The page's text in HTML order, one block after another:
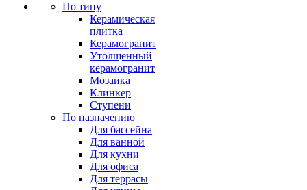
По типу
Керамическая
плитка
Керамогранит
Утолщенный
керамогранит
Мозаика
Клинкер
Ступени
По назначению
Для бассейна
Для ванной
Для кухни
Для офиса
Для террасы